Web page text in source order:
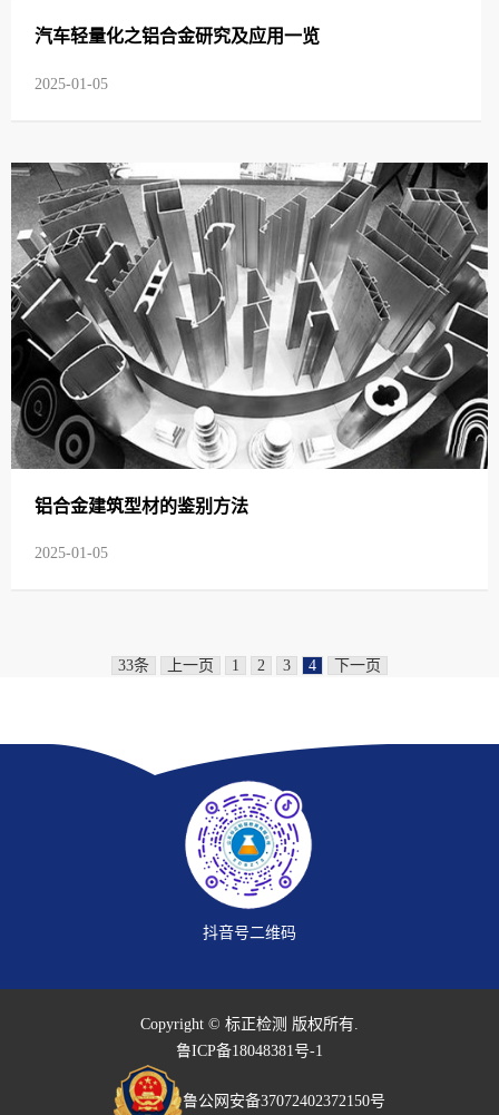
汽车轻量化之铝合金研究及应用一览
2025-01-05
铝合金建筑型材的鉴别方法
2025-01-05
33条 上一页 1 2 3 4 下一页
抖音号二维码
Copyright © 标正检测 版权所有.
鲁ICP备18048381号-1
鲁公网安备37072402372150号